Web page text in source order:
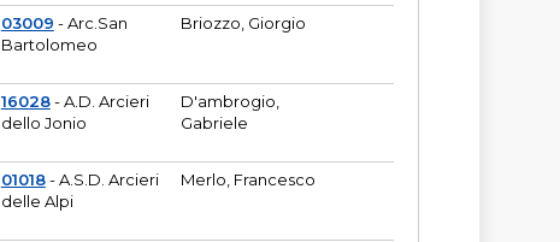
03009 - Arc.San
Bartolomeo
Briozzo, Giorgio
16028- A.D. Arcieri
dello Jonio
D'ambrogio,
Gabriele
01018- A.S.D. Arcieri
delle Alpi
Merlo, Francesco